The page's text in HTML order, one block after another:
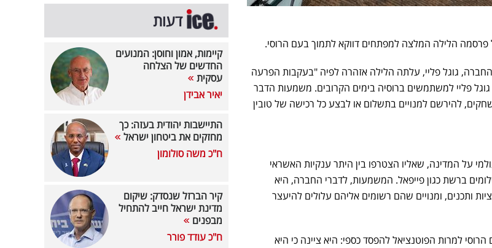
הלילה המלצה למפתחים דווקא לתמוך בעם הרוסי.
גוגל פליי, עלתה הלילה אזהרה לפיה "בעקבות הפרעה
פליי למשתמשים ברוסיה בימים הקרובים. משמעות הדבר
להירשם למנויים בתשלום או לבצע כל רכישה של טובין
על המדינה, שאליו הצטרפו בין היתר ענקיות האשראי
ברשת כגון פייפאל. המשמעות, לדברי החברה, היא
ותכנים, ומנויים שהם רשומים אליהם עלולים להיעצר
למרות הפוטנציאל להפסד כספי: היא ציינה כי היא
דעות
קיימות, אמון וחוסן: המנועים
החדשים של הצלחה
עסקית
יאיר אבידן
התיישבות יהודית בעזה: כך
מחזקים את ביטחון ישראל
ח"כ משה סולומון
קיר הברזל שנסדק: שיקום
מדינת ישראל חייב להתחיל
מבפנים
ח"כ עודד פורר